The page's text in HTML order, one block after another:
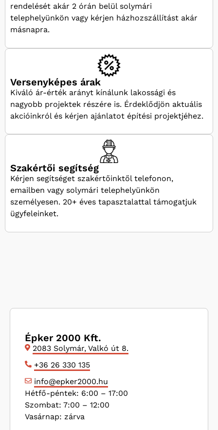
rendelését akár 2 órán belül solymári
telephelyünkön vagy kérjen házhozszállítást akár
másnapra.
Versenyképes árak
Kiváló ár-érték arányt kínálunk lakossági és
nagyobb projektek részére is. Érdeklődjön aktuális
akcióinkról és kérjen ajánlatot építési projektjéhez.
Szakértői segítség
Kérjen segítséget szakértőinktől telefonon,
emailben vagy solymári telephelyünkön
személyesen. 20+ éves tapasztalattal támogatjuk
ügyfeleinket.
Épker 2000 Kft.
2083 Solymár, Valkó út 8.
+36 26 330 135
info@epker2000.hu
Hétfő-péntek: 6:00 – 17:00
Szombat: 7:00 – 12:00
Vasárnap: zárva